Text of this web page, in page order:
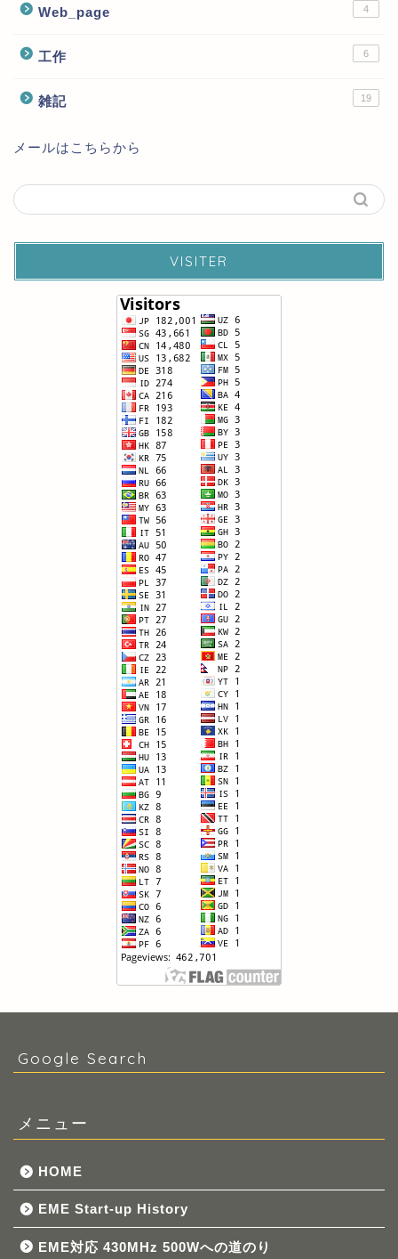
Web_page 4
工作 6
雑記 19
メールはこちらから
VISITER
Google Search
メニュー
HOME
EME Start-up History
EME対応 430MHz 500Wへの道のり